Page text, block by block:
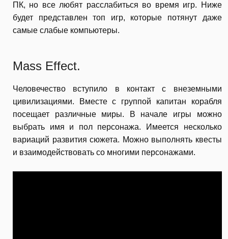
ПК, но все любят расслабиться во время игр. Ниже
будет представлен топ игр, которые потянут даже
самые слабые компьютеры.
Mass Effect.
Человечество вступило в контакт с внеземными
цивилизациями. Вместе с группой капитан корабля
посещает различные миры. В начале игры можно
выбрать имя и пол персонажа. Имеется несколько
вариаций развития сюжета. Можно выполнять квесты
и взаимодействовать со многими персонажами.